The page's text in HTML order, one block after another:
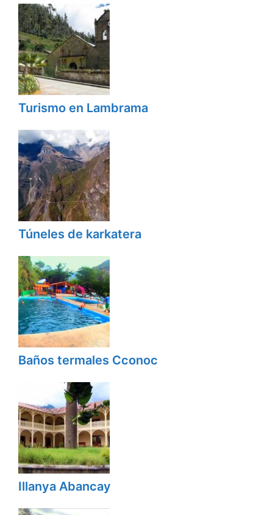
Turismo en Lambrama
Túneles de karkatera
Baños termales Cconoc
Illanya Abancay